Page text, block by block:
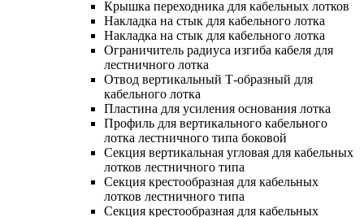
Крышка переходника для кабельных лотков
Накладка на стык для кабельного лотка
Накладка на стык для кабельного лотка
Ограничитель радиуса изгиба кабеля для
лестничного лотка
Отвод вертикальный Т-образный для
кабельного лотка
Пластина для усиления основания лотка
Профиль для вертикального кабельного
лотка лестничного типа боковой
Секция вертикальная угловая для кабельных
лотков лестничного типа
Секция крестообразная для кабельных
лотков лестничного типа
Секция крестообразная для кабельных